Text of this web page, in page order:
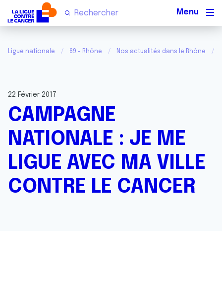
Ligue nationale 69 - Rhône Nos actualités dans le Rhône
22 Février 2017
CAMPAGNE
NATIONALE : JE ME
LIGUE AVEC MA VILLE
CONTRE LE CANCER